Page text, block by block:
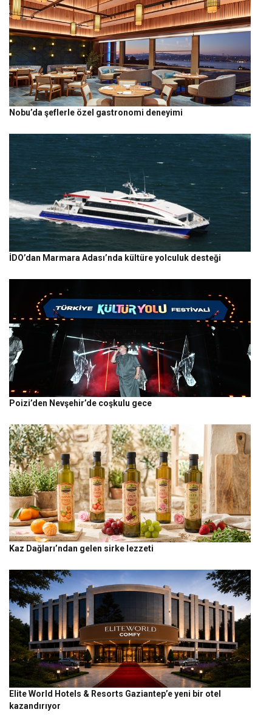
Nobu’da şeflerle özel gastronomi deneyimi
İDO’dan Marmara Adası’nda kültüre yolculuk desteği
Poizi’den Nevşehir’de coşkulu gece
Kaz Dağları’ndan gelen sirke lezzeti
Elite World Hotels & Resorts Gaziantep’e yeni bir otel
kazandırıyor